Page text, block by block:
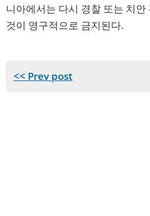
니아에서는 다시 경찰 또는 치
것이 영구적으로 금지된다.
<< Prev post